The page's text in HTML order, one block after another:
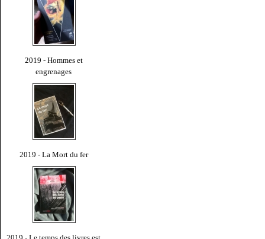
2019 - Hommes et
engrenages
2019 - La Mort du fer